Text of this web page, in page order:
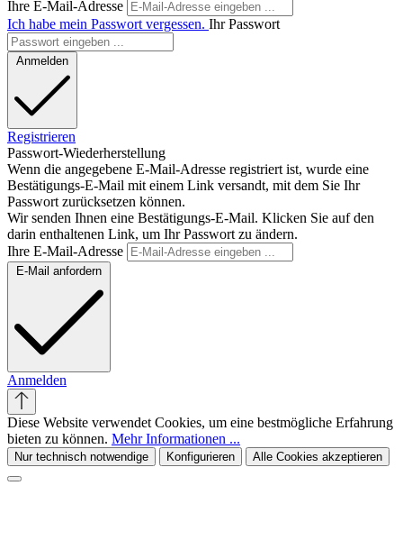
Ihre E-Mail-Adresse
Ich habe mein Passwort vergessen. Ihr Passwort
Anmelden
Registrieren
Passwort-Wiederherstellung
Wenn die angegebene E-Mail-Adresse registriert ist, wurde eine
Bestätigungs-E-Mail mit einem Link versandt, mit dem Sie Ihr
Passwort zurücksetzen können.
Wir senden Ihnen eine Bestätigungs-E-Mail. Klicken Sie auf den
darin enthaltenen Link, um Ihr Passwort zu ändern.
Ihre E-Mail-Adresse
E-Mail anfordern
Anmelden
Diese Website verwendet Cookies, um eine bestmögliche Erfahrung
bieten zu können. Mehr Informationen ...
Nur technisch notwendige Konfigurieren Alle Cookies akzeptieren